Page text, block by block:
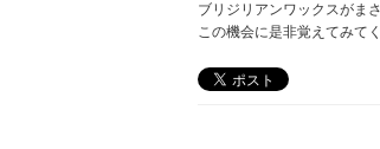
ブリジリアンワックスがま
この機会に是非覚えてみて